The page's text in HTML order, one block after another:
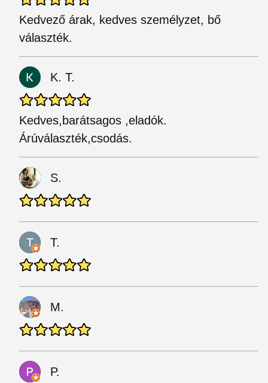
Kedvező árak, kedves személyzet, bő
választék.
K. T.
Kedves,barátsagos ,eladók.
Árúválaszték,csodás.
S.
T.
M.
P.